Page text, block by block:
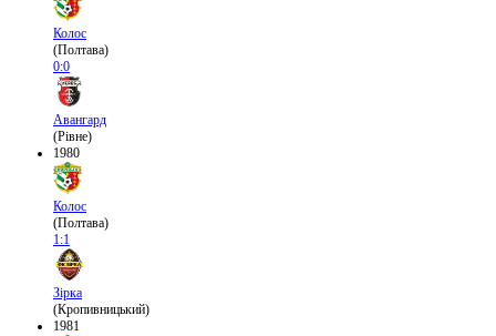
Колос
(Полтава)
0:0
Авангард
(Рівне)
1980
Колос
(Полтава)
1:1
Зірка
(Кропивницький)
1981